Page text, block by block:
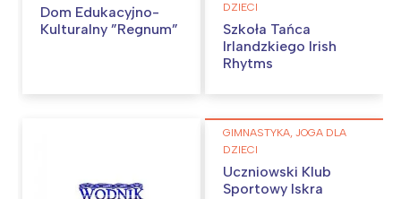
Dom Edukacyjno-
Kulturalny ”Regnum”
DZIECI
Szkoła Tańca
Irlandzkiego Irish
Rhytms
GIMNASTYKA, JOGA DLA
DZIECI
Uczniowski Klub
Sportowy Iskra